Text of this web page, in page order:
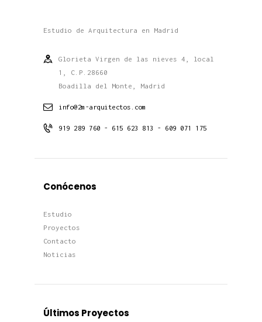
Estudio de Arquitectura en Madrid
Glorieta Virgen de las nieves 4, local
1, C.P.28660
Boadilla del Monte, Madrid
info@2m-arquitectos.com
919 289 760 - 615 623 813 - 609 071 175
Conócenos
Estudio
Proyectos
Contacto
Noticias
Últimos Proyectos